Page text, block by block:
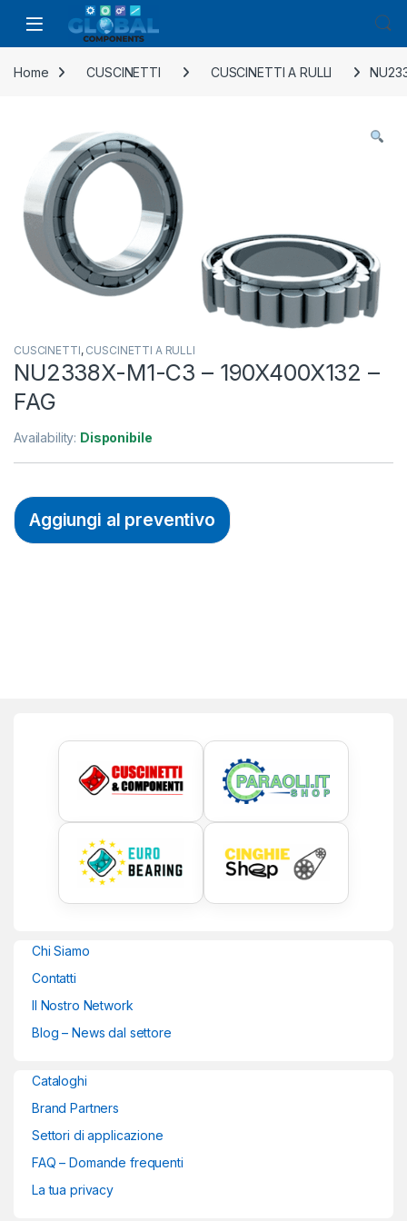
Home CUSCINETTI CUSCINETTI A RULLI
CUSCINETTI, CUSCINETTI A RULLI
NU2338X-M1-C3 – 190X400X132 –
FAG
Availability: Disponibile
Aggiungi al preventivo
Chi Siamo
Contatti
Il Nostro Network
Blog – News dal settore
Cataloghi
Brand Partners
Settori di applicazione
FAQ – Domande frequenti
La tua privacy